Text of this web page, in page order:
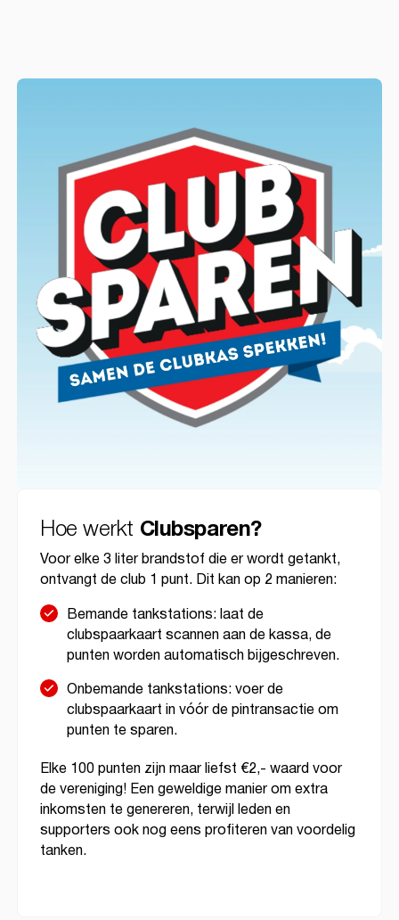
Hoe werkt Clubsparen?
Voor elke 3 liter brandstof die er wordt getankt,
ontvangt de club 1 punt. Dit kan op 2 manieren:
Bemande tankstations: laat de
clubspaarkaart scannen aan de kassa, de
punten worden automatisch bijgeschreven.
Onbemande tankstations: voer de
clubspaarkaart in vóór de pintransactie om
punten te sparen.
Elke 100 punten zijn maar liefst €2,- waard voor
de vereniging! Een geweldige manier om extra
inkomsten te genereren, terwijl leden en
supporters ook nog eens profiteren van voordelig
tanken.